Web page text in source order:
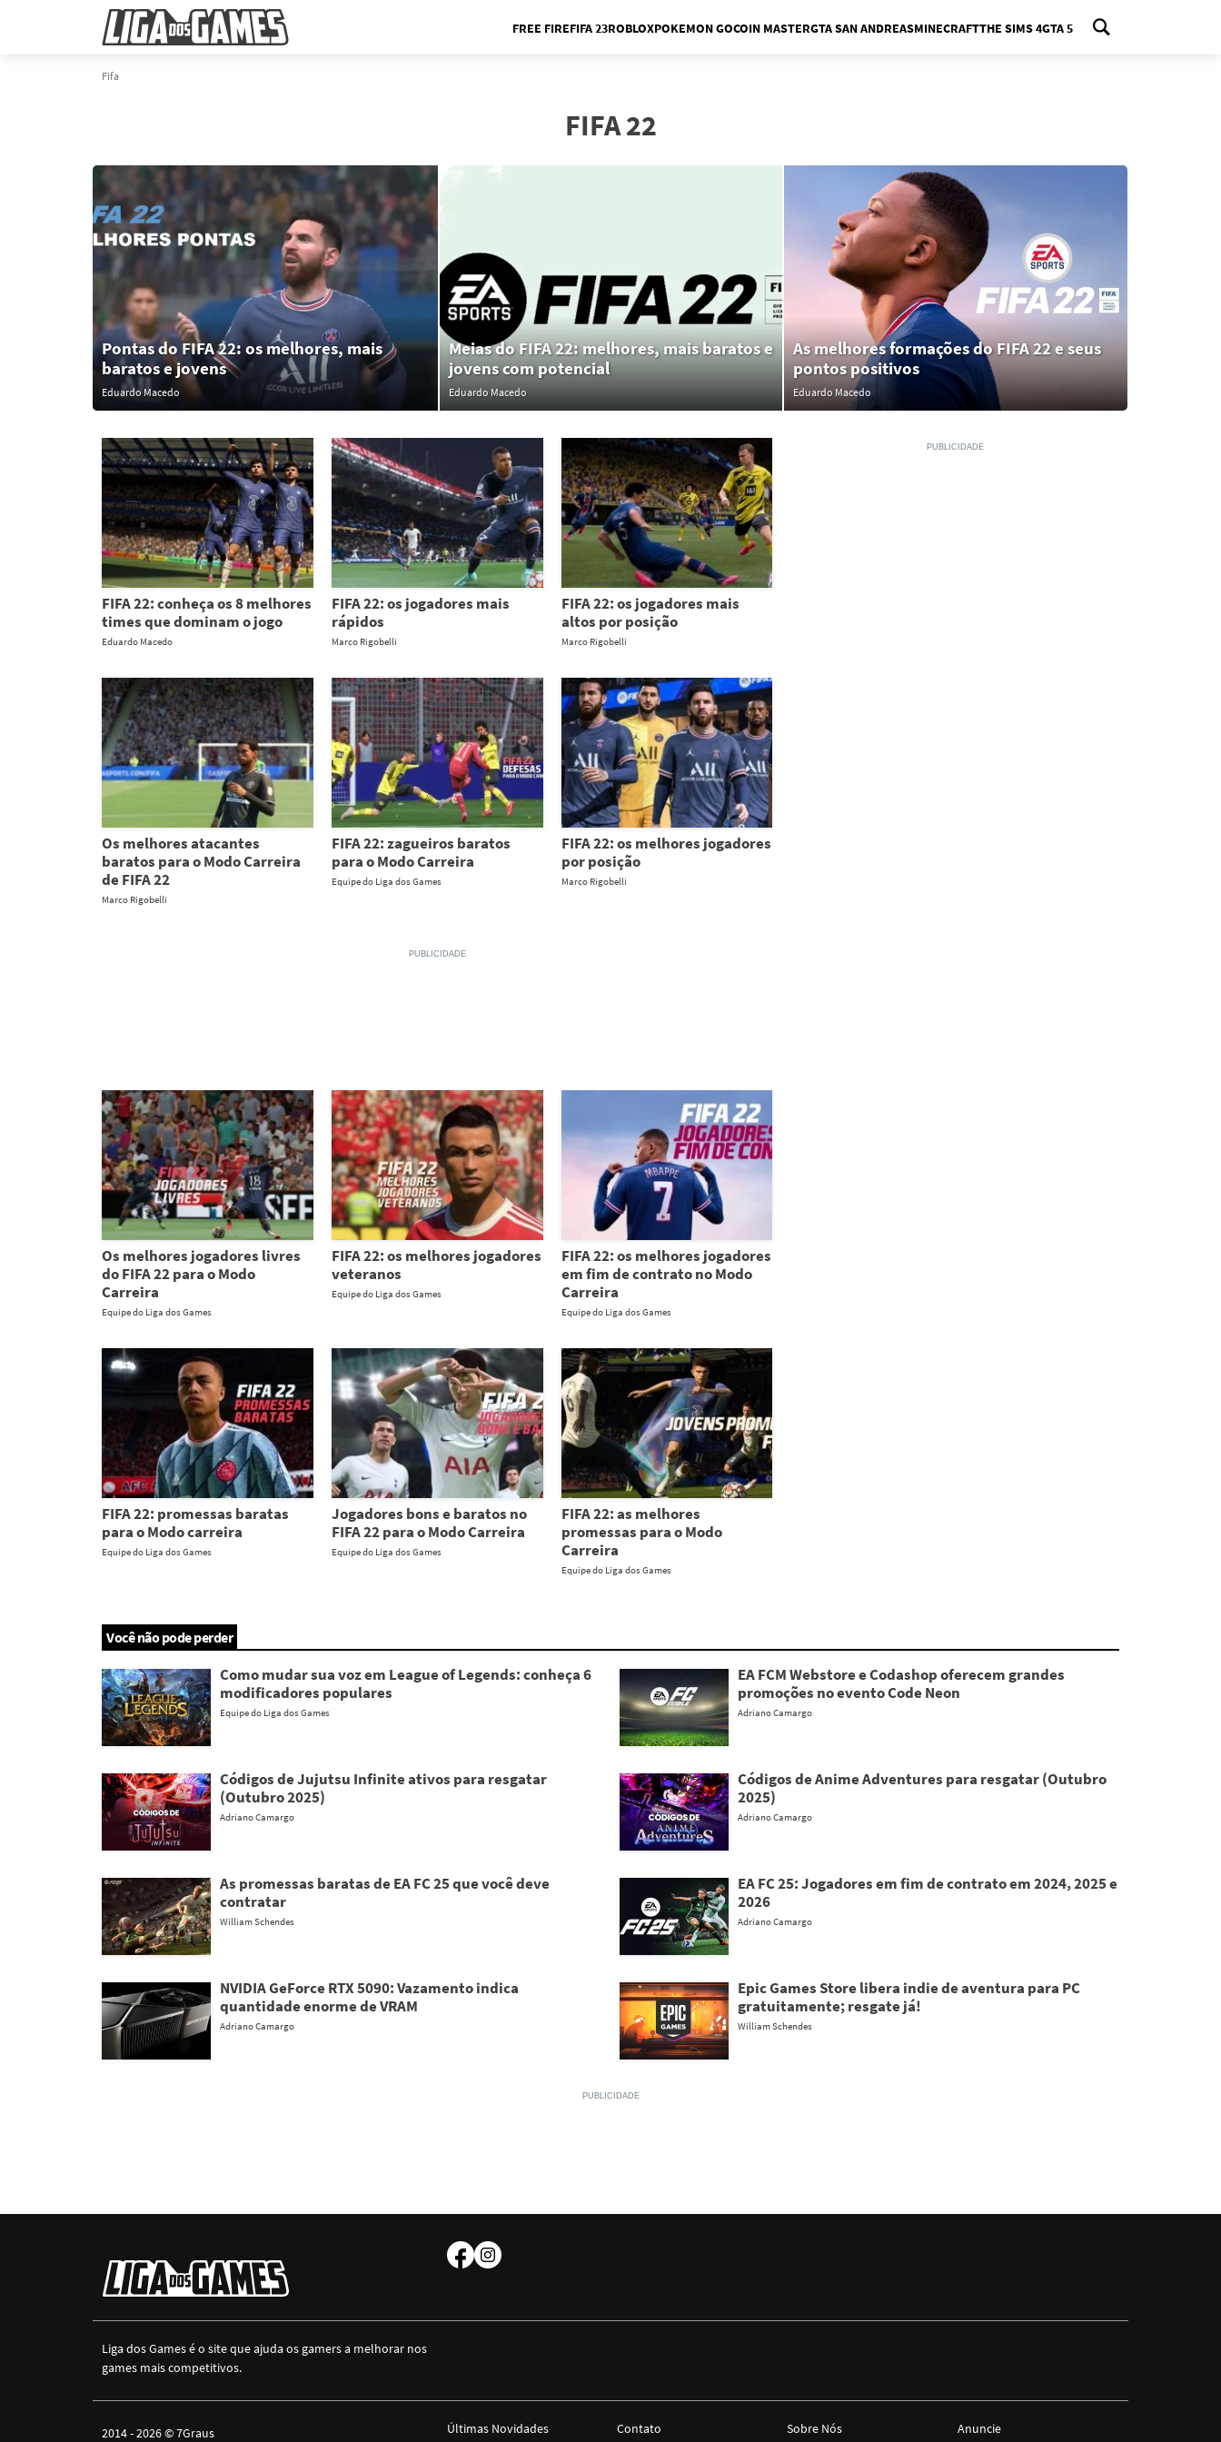
Menu
FREE FIREFIFA 23ROBLOXPOKEMON GOCOIN MASTERGTA SAN ANDREASMINECRAFTTHE SIMS 4GTA 5
Fifa
FIFA 22
Pontas do FIFA 22: os melhores, mais
baratos e jovens
Eduardo Macedo
Meias do FIFA 22: melhores, mais baratos e
jovens com potencial
Eduardo Macedo
As melhores formações do FIFA 22 e seus
pontos positivos
Eduardo Macedo
FIFA 22: conheça os 8 melhores
times que dominam o jogo
Eduardo Macedo
FIFA 22: os jogadores mais
rápidos
Marco Rigobelli
FIFA 22: os jogadores mais
altos por posição
Marco Rigobelli
Os melhores atacantes
baratos para o Modo Carreira
de FIFA 22
Marco Rigobelli
FIFA 22: zagueiros baratos
para o Modo Carreira
Equipe do Liga dos Games
FIFA 22: os melhores jogadores
por posição
Marco Rigobelli
Os melhores jogadores livres
do FIFA 22 para o Modo
Carreira
Equipe do Liga dos Games
FIFA 22: os melhores jogadores
veteranos
Equipe do Liga dos Games
FIFA 22: os melhores jogadores
em fim de contrato no Modo
Carreira
Equipe do Liga dos Games
FIFA 22: promessas baratas
para o Modo carreira
Equipe do Liga dos Games
Jogadores bons e baratos no
FIFA 22 para o Modo Carreira
Equipe do Liga dos Games
FIFA 22: as melhores
promessas para o Modo
Carreira
Equipe do Liga dos Games
Você não pode perder
Como mudar sua voz em League of Legends: conheça 6
modificadores populares
Equipe do Liga dos Games
EA FCM Webstore e Codashop oferecem grandes
promoções no evento Code Neon
Adriano Camargo
Códigos de Jujutsu Infinite ativos para resgatar
(Outubro 2025)
Adriano Camargo
Códigos de Anime Adventures para resgatar (Outubro
2025)
Adriano Camargo
As promessas baratas de EA FC 25 que você deve
contratar
William Schendes
EA FC 25: Jogadores em fim de contrato em 2024, 2025 e
2026
Adriano Camargo
NVIDIA GeForce RTX 5090: Vazamento indica
quantidade enorme de VRAM
Adriano Camargo
Epic Games Store libera indie de aventura para PC
gratuitamente; resgate já!
William Schendes
Liga dos Games é o site que ajuda os gamers a melhorar nos
games mais competitivos.
Últimas Novidades
Contato
Sobre Nós
Anuncie
2014 - 2026 ©7Graus